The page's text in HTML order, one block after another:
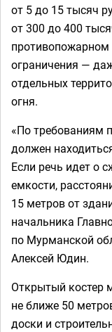
от 5 до 15 тысяч
от 300 до 400
противопожарном
ограничения —
отдельных
огня.
«По требованиям
должен
Если речь идет о
емкости,
15 метров от
начальника
по Мурманской
Алексей Юдин.
Открытый костер
не ближе 50
доски и